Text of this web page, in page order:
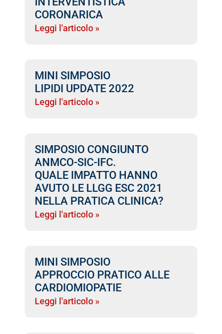
CORONARICA
Leggi l'articolo »
MINI SIMPOSIO
LIPIDI UPDATE 2022
Leggi l'articolo »
SIMPOSIO CONGIUNTO
ANMCO-SIC-IFC.
QUALE IMPATTO HANNO
AVUTO LE LLGG ESC 2021
NELLA PRATICA CLINICA?
Leggi l'articolo »
MINI SIMPOSIO
APPROCCIO PRATICO ALLE
CARDIOMIOPATIE
Leggi l'articolo »